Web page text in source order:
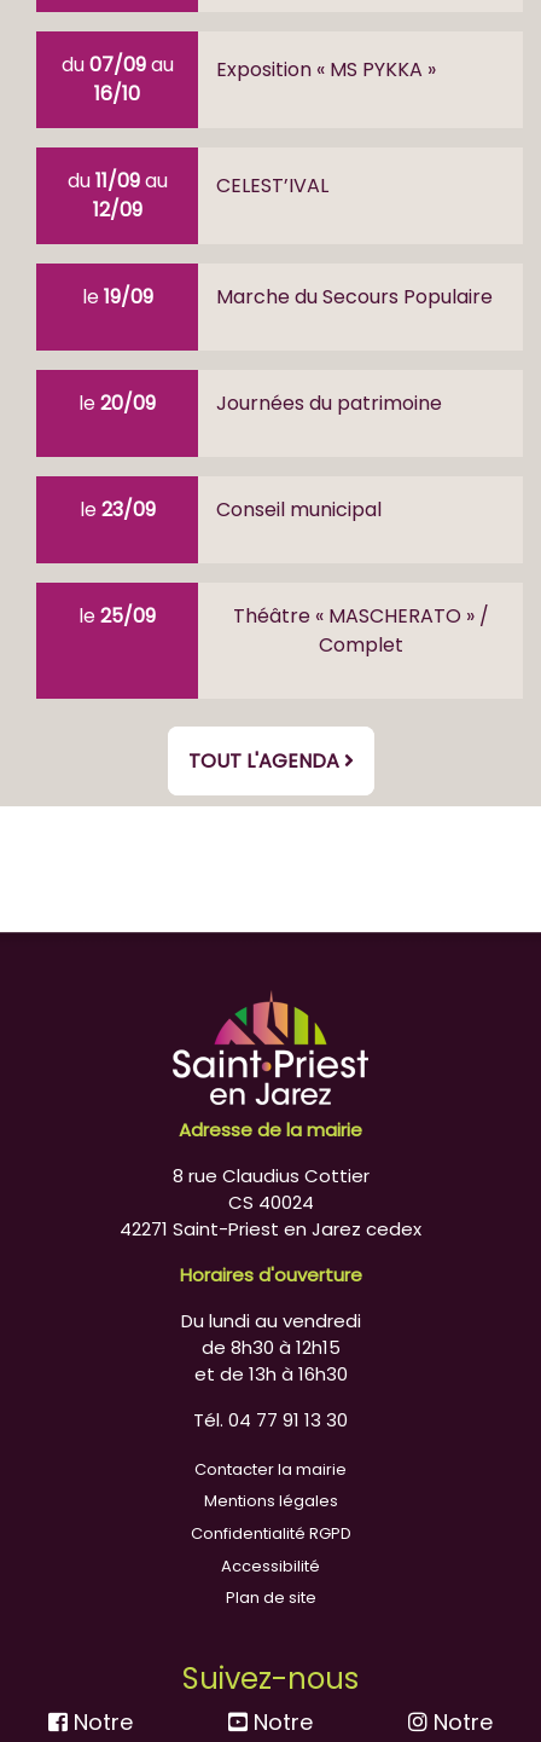
du07/09au
16/10
Exposition « MS PYKKA »
du11/09au
12/09
CELEST’IVAL
le19/09 Marche du Secours Populaire
le20/09 Journées du patrimoine
le23/09 Conseil municipal
le25/09
Théâtre « MASCHERATO » /
Complet
TOUT L'AGENDA
Adresse de la mairie
8 rue Claudius Cottier
CS 40024
42271 Saint-Priest en Jarez cedex
Horaires d'ouverture
Du lundi au vendredi
de 8h30 à 12h15
et de 13h à 16h30
Tél. 04 77 91 13 30
Contacter la mairie
Mentions légales
Confidentialité RGPD
Accessibilité
Plan de site
Suivez-nous
Notre
Notre
Notre